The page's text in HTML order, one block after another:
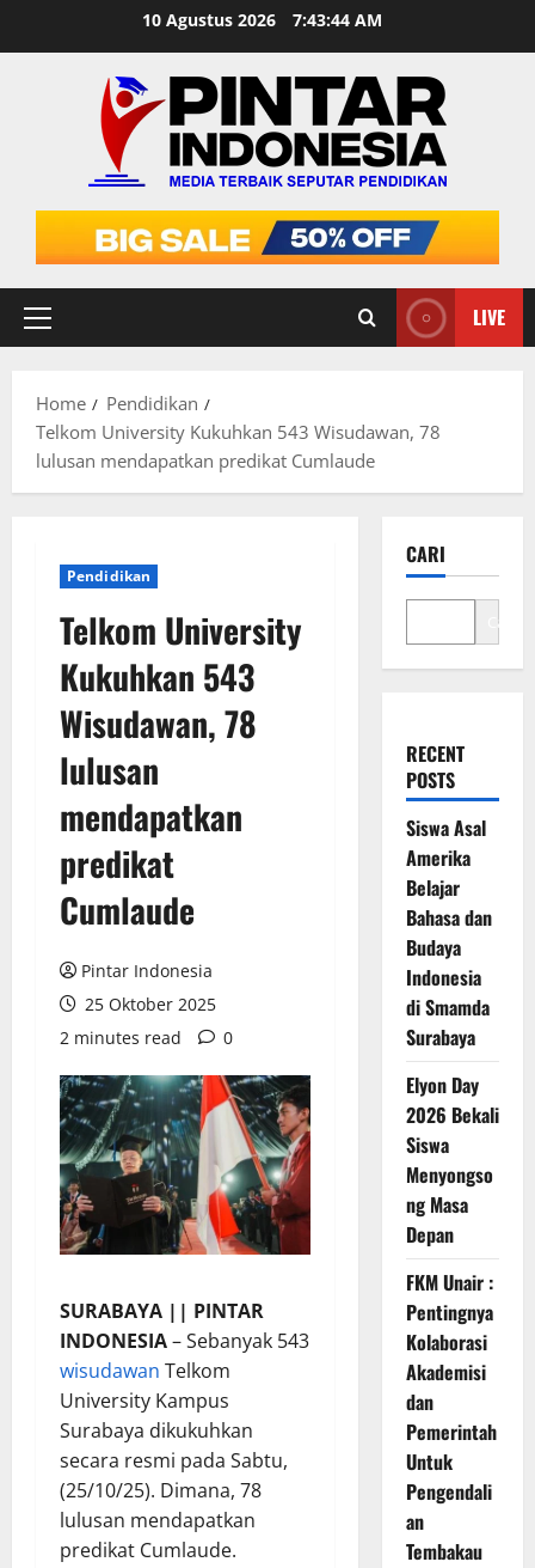
10 Agustus 2026 7:43:45 AM
Primary
LIVE
Home
Pendidikan
Telkom University Kukuhkan 543 Wisudawan, 78
lulusan mendapatkan predikat Cumlaude
Pendidikan
Telkom University
Kukuhkan 543
Wisudawan, 78
lulusan
mendapatkan
predikat
Cumlaude
Pintar Indonesia
25 Oktober 2025
2 minutes read
0
SURABAYA || PINTAR
INDONESIA– Sebanyak 543
wisudawan Telkom
University Kampus
Surabaya dikukuhkan
secara resmi pada Sabtu,
(25/10/25). Dimana, 78
lulusan mendapatkan
predikat Cumlaude.
CARI
Cari
RECENT
POSTS
Siswa Asal
Amerika
Belajar
Bahasa dan
Budaya
Indonesia
di Smamda
Surabaya
Elyon Day
2026 Bekali
Siswa
Menyongso
ng Masa
Depan
FKM Unair :
Pentingnya
Kolaborasi
Akademisi
dan
Pemerintah
Untuk
Pengendali
an
Tembakau